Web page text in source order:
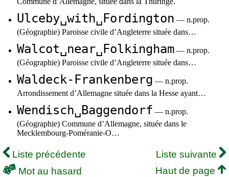
Ulceby␣with␣Fordington — n.prop.
(Géographie) Paroisse civile d’Angleterre située dans…
Walcot␣near␣Folkingham — n.prop.
(Géographie) Paroisse civile d’Angleterre située dans…
Waldeck-Frankenberg — n.prop.
Arrondissement d’Allemagne située dans la Hesse ayant…
Wendisch␣Baggendorf — n.prop.
(Géographie) Commune d’Allemagne, située dans le
Mecklembourg-Poméranie-O…
Liste précédente
Liste suivante
Mot au hasard
Haut de page